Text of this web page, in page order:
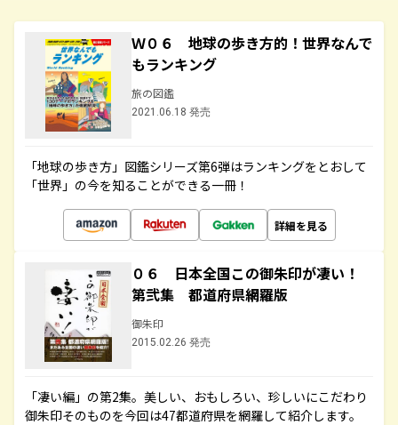
Ｗ０６ 地球の歩き方的！世界なんで
もランキング
旅の図鑑
2021.06.18 発売
「地球の歩き方」図鑑シリーズ第6弾はランキングをとおして
「世界」の今を知ることができる一冊！
詳細を見る
０６ 日本全国この御朱印が凄い！
第弐集 都道府県網羅版
御朱印
2015.02.26 発売
「凄い編」の第2集。美しい、おもしろい、珍しいにこだわり
御朱印そのものを今回は47都道府県を網羅して紹介します。